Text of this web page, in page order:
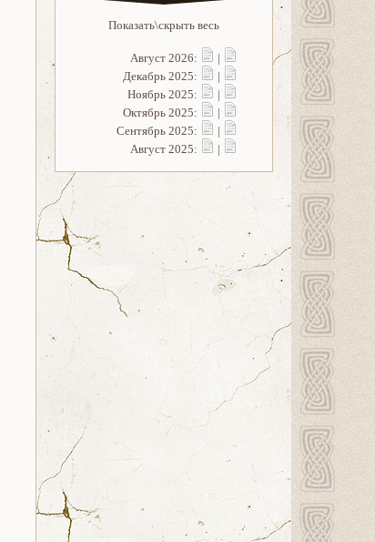
Показать\скрыть весь
Август 2026:
|
Декабрь 2025:
|
Ноябрь 2025:
|
Октябрь 2025:
|
Сентябрь 2025:
|
Август 2025:
|